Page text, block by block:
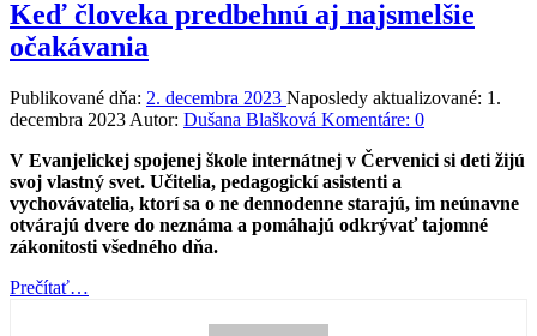
Keď človeka predbehnú aj najsmelšie
očakávania
Publikované dňa: 2. decembra 2023 Naposledy aktualizované: 1.
decembra 2023 Autor: Dušana Blašková Komentáre: 0
V Evanjelickej spojenej škole internátnej v Červenici si deti žijú
svoj vlastný svet. Učitelia, pedagogickí asistenti a
vychovávatelia, ktorí sa o ne dennodenne starajú, im neúnavne
otvárajú dvere do neznáma a pomáhajú odkrývať tajomné
zákonitosti všedného dňa.
Prečítať“Keď
…